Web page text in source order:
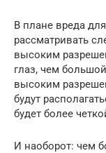
В плане вреда
рассматривать
высоким
глаз, чем
высоким
будут
будет более
И наоборот: чем